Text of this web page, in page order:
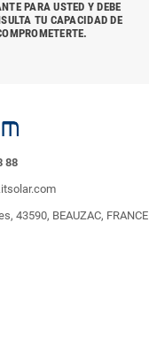
PARA USTED Y DEBE
TU CAPACIDAD DE
88
43590, BEAUZAC, FRANCE